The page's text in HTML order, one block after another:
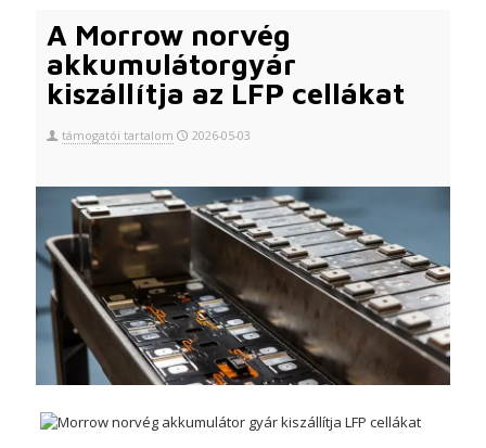
A Morrow norvég
akkumulátorgyár
kiszállítja az LFP cellákat
támogatói tartalom 2026-05-03